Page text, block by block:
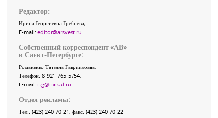
Редактор:
Ирина Георгиевна Гребнёва,
E-mail: editor@arsvest.ru
Собственный корреспондент «АВ»
в Санкт-Петербурге:
Романенко Татьяна Гаврииловна,
Телефон: 8-921-765-5754,
E-mail: rtg@narod.ru
Отдел рекламы:
Тел.: (423) 240-70-21, факс: (423) 240-70-22